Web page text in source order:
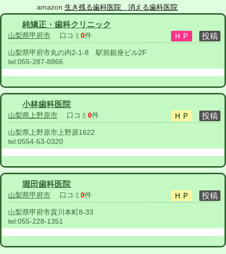
amazon生き残る歯科医院 消える歯科医院
純矯正・歯科クリニック
山梨県甲府市 口コミ 0件
山梨県甲府市丸の内2-1-8 駅前銀座ビル2F
tel:055-287-8866
小林歯科医院
山梨県上野原市 口コミ 0件
山梨県上野原市上野原1622
tel:0554-63-0320
堀田歯科医院
山梨県甲府市 口コミ 0件
山梨県甲府市貢川本町8-33
tel:055-228-1351